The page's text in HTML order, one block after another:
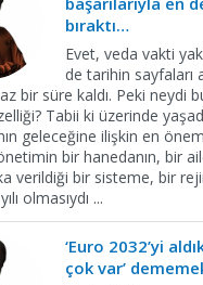
bıraktı…
Evet, veda vakti
de tarihin sayfaları
bir süre kaldı. Peki neydi
Tabii ki üzerinde
geleceğine ilişkin en
bir hanedanın, bir
verildiği bir sisteme, bir
olmasıydı ...
‘Euro 2032’yi
çok var’